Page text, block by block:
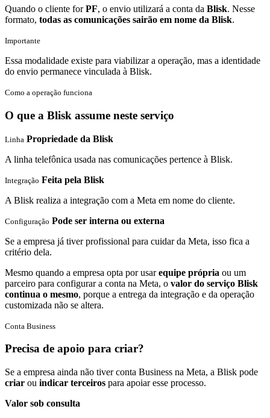
Quando o cliente forPF, o envio utilizará a conta da Blisk. Nesse
formato, todas as comunicações sairão em nome da Blisk.
Importante
Essa modalidade existe para viabilizar a operação, mas a identidade
do envio permanece vinculada à Blisk.
Como a operação funciona
O que a Blisk assume neste serviço
Linha Propriedade da Blisk
A linha telefônica usada nas comunicações pertence à Blisk.
Integração Feita pela Blisk
A Blisk realiza a integração com a Meta em nome do cliente.
Configuração Pode ser interna ou externa
Se a empresa já tiver profissional para cuidar da Meta, isso fica a
critério dela.
Mesmo quando a empresa opta por usarequipe própria ou um
parceiro para configurar a conta na Meta, o valor do serviço Blisk
continua o mesmo, porque a entrega da integração e da operação
customizada não se altera.
Conta Business
Precisa de apoio para criar?
Se a empresa ainda não tiver conta Business na Meta, a Blisk pode
criar ou indicar terceiros para apoiar esse processo.
Valor sob consulta